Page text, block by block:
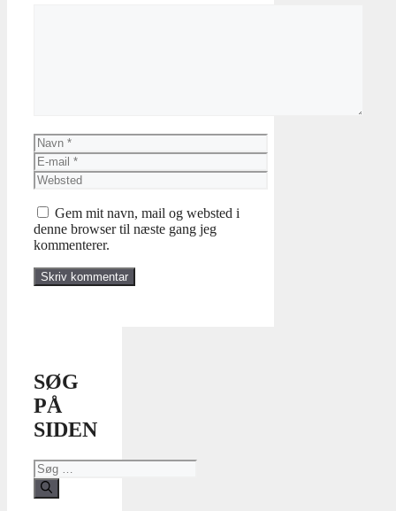
Navn
E-
mail
Websted
Gem mit navn, mail og websted i
denne browser til næste gang jeg
kommenterer.
SØG
PÅ
SIDEN
Søg
efter: